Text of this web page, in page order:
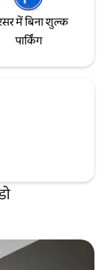
में बिना शुल्क
पार्किंग